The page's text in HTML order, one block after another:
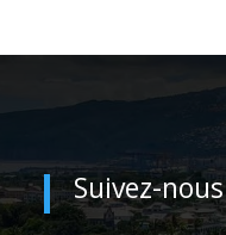
Suivez-nous